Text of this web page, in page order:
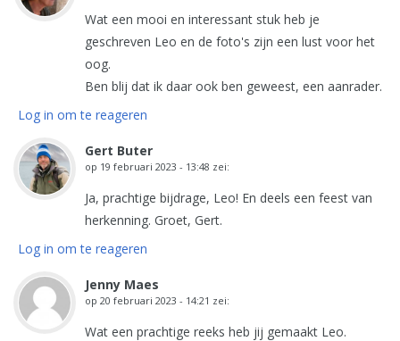
Wat een mooi en interessant stuk heb je
geschreven Leo en de foto's zijn een lust voor het
oog.
Ben blij dat ik daar ook ben geweest, een aanrader.
Log in om te reageren
Gert Buter
op 19 februari 2023 - 13:48 zei:
Ja, prachtige bijdrage, Leo! En deels een feest van
herkenning. Groet, Gert.
Log in om te reageren
Jenny Maes
op 20 februari 2023 - 14:21 zei:
Wat een prachtige reeks heb jij gemaakt Leo.